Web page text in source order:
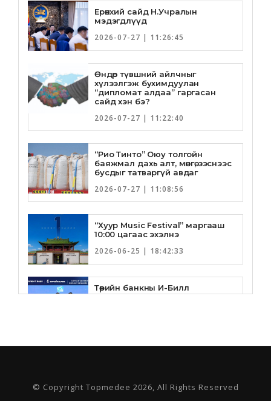
Ерөнхий сайд Н.Учралын
мэдэгдлүүд
2026-07-27 | 11:26:45
Өндөр түвшний айлчныг
хүлээлгэж бухимдуулан
“дипломат алдаа” гаргасан
сайд хэн бэ?
2026-07-27 | 11:22:40
“Рио Тинто” Оюу толгойн
баяжмал дахь алт, мөнгө, зэснээс
бусдыг татваргүй авдаг
2026-07-27 | 11:08:56
“Хуур Music Festival” маргааш
10:00 цагаас эхэлнэ
2026-06-25 | 18:42:33
Төрийн банкны И-Билл
үйлчилгээнд Голомт банк
шинэчлэн байгууллаа
© Copyright Topmedee 2026, All Rights Reserved